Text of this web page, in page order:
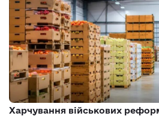
Харчування військових